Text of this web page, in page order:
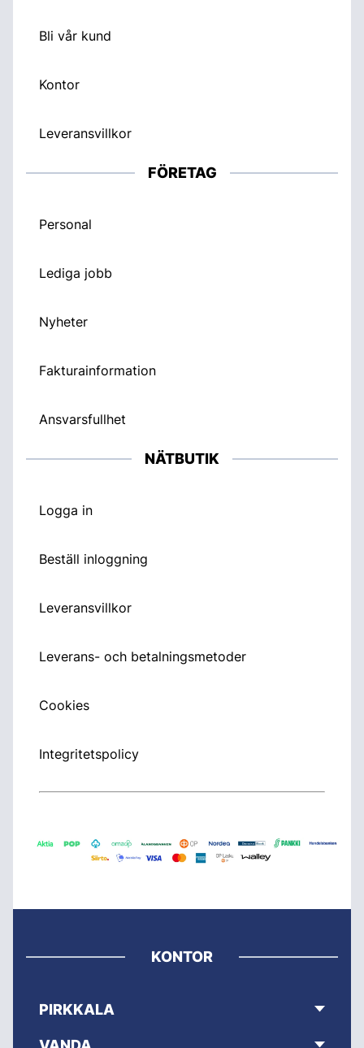
Bli vår kund
Kontor
Leveransvillkor
FÖRETAG
Personal
Lediga jobb
Nyheter
Fakturainformation
Ansvarsfullhet
NÄTBUTIK
Logga in
Beställ inloggning
Leveransvillkor
Leverans- och betalningsmetoder
Cookies
Integritetspolicy
KONTOR
PIRKKALA